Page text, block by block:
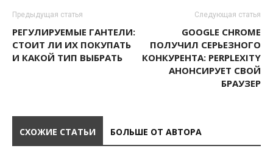
Предыдущая статья
РЕГУЛИРУЕМЫЕ ГАНТЕЛИ:
СТОИТ ЛИ ИХ ПОКУПАТЬ
И КАКОЙ ТИП ВЫБРАТЬ
Следующая статья
GOOGLE CHROME
ПОЛУЧИЛ СЕРЬЕЗНОГО
КОНКУРЕНТА: PERPLEXITY
АНОНСИРУЕТ СВОЙ
БРАУЗЕР
СХОЖИЕ СТАТЬИ БОЛЬШЕ ОТ АВТОРА